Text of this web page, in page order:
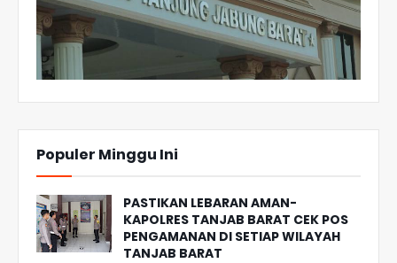
Populer Minggu Ini
PASTIKAN LEBARAN AMAN-
KAPOLRES TANJAB BARAT CEK POS
PENGAMANAN DI SETIAP WILAYAH
TANJAB BARAT